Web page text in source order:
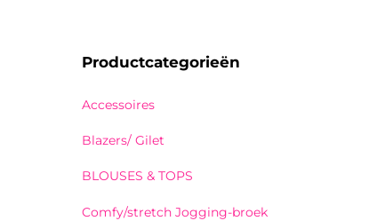
Productcategorieën
Accessoires
Blazers/ Gilet
BLOUSES & TOPS
Comfy/stretch Jogging-broek